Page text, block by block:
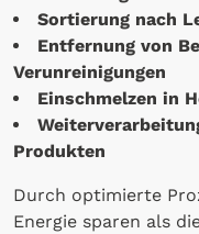
Sortierung nach
Entfernung von
Verunreinigungen
Einschmelzen in
Produkten
Durch optimierte
Energie sparen als